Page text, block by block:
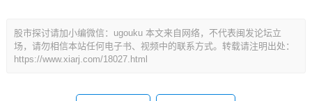
股市探讨请加小编微信：ugouku 本文来自网络，不代表闽发论坛立
场，请勿相信本站任何电子书、视频中的联系方式。转载请注明出处：
https://www.xiarj.com/18027.html